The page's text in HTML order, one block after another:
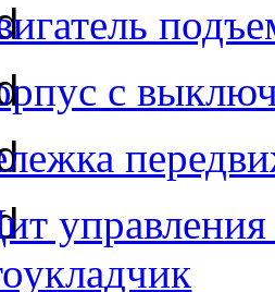
с
управления